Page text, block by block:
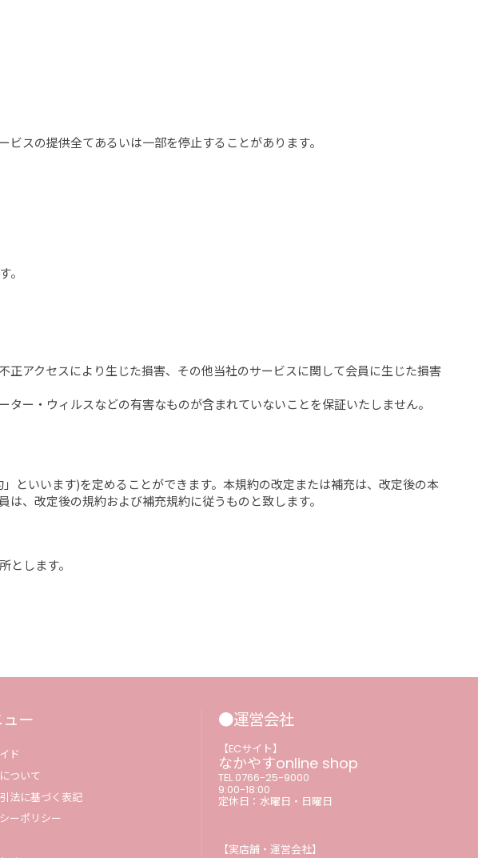
スの提供全てあるいは一部を停止することがあります。
。
アクセスにより生じた損害、その他当社のサービスに関して会員に生じた損害
ー・ウィルスなどの有害なものが含まれていないことを保証いたしません。
といいます)を定めることができます。本規約の改定または補充は、改定後の本
、改定後の規約および補充規約に従うものと致します。
します。
ー
ド
ついて
法に基づく表記
ーポリシー
●運営会社
【ECサイト】
なかやすonline shop
TEL 0766-25-9000
9:00-18:00
定休日：水曜日・日曜日
【実店舗・運営会社】